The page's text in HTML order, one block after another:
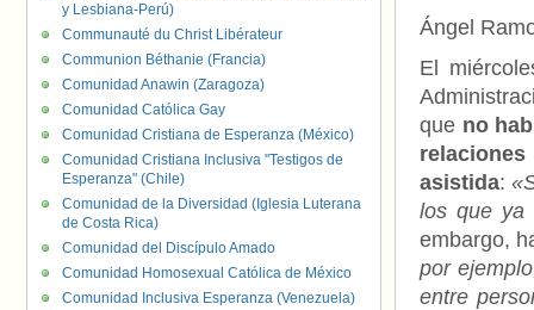
Ángel
El
que no
asistida:
los que ya
embargo,
por
entre
y Lesbiana-Perú)
Communauté du Christ Libérateur
Communion Béthanie (Francia)
Comunidad Anawin (Zaragoza)
Comunidad Católica Gay
Comunidad Cristiana de Esperanza (México)
Comunidad Cristiana Inclusiva "Testigos de
Esperanza" (Chile)
Comunidad de la Diversidad (Iglesia Luterana
de Costa Rica)
Comunidad del Discípulo Amado
Comunidad Homosexual Católica de México
Comunidad Inclusiva Esperanza (Venezuela)